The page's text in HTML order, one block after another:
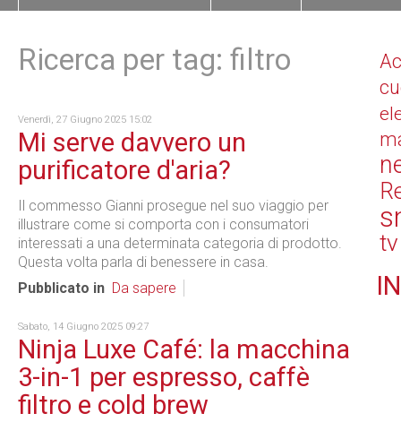
Ricerca per tag: filtro
Venerdì, 27 Giugno 2025 15:02
Mi serve davvero un
purificatore d'aria?
Il commesso Gianni prosegue nel suo viaggio per
illustrare come si comporta con i consumatori
interessati a una determinata categoria di prodotto.
Questa volta parla di benessere in casa.
Pubblicato in Da sapere
Sabato, 14 Giugno 2025 09:27
Ninja Luxe Café: la macchina
3-in-1 per espresso, caffè
filtro e cold brew
tv
IN